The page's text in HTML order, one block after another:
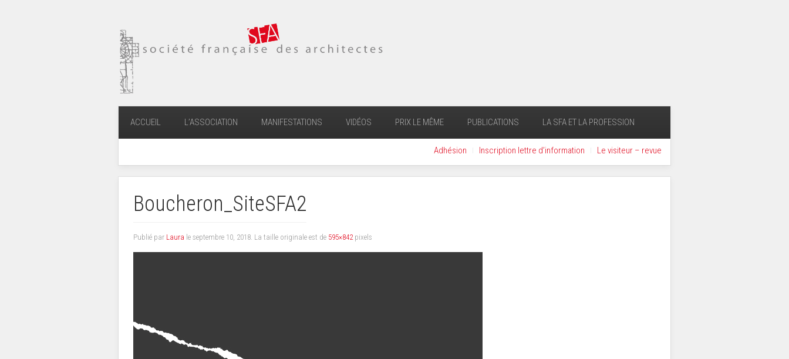
ACCUEIL L’ASSOCIATION MANIFESTATIONS VIDÉOS PRIX LE MÊME PUBLICATIONS LA SFA ET LA PROFESSION
Adhésion Inscription lettre d’information Le visiteur – revue
Boucheron_SiteSFA2
Publié par Laura le septembre 10, 2018. La taille originale est de 595×842pixels